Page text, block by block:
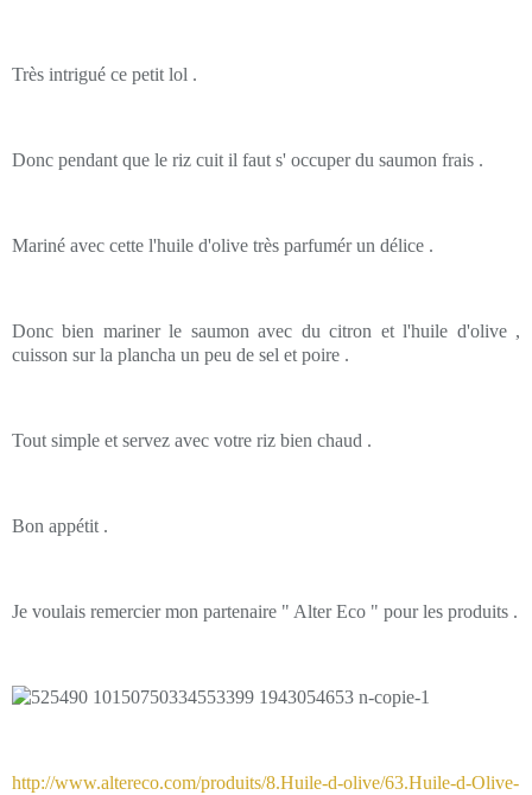
Très intrigué ce petit lol .
Donc pendant que le riz cuit il faut s' occuper du saumon frais .
Mariné avec cette l'huile d'olive très parfumér un délice .
Donc bien mariner le saumon avec du citron et l'huile d'olive ,
cuisson sur la plancha un peu de sel et poire .
Tout simple et servez avec votre riz bien chaud .
Bon appétit .
Je voulais remercier mon partenaire " Alter Eco " pour les produits .
http://www.altereco.com/produits/8.Huile-d-olive/63.Huile-d-Olive-